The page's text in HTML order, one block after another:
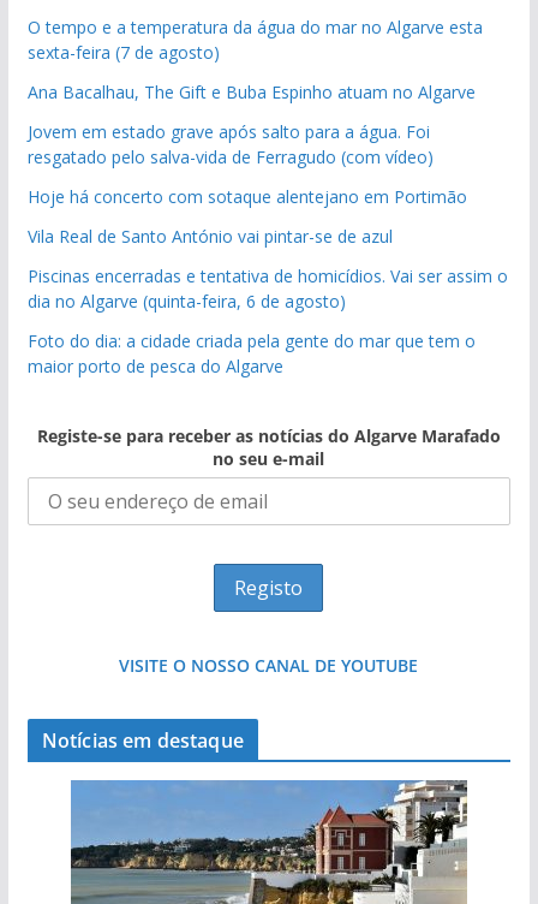
O tempo e a temperatura da água do mar no Algarve esta
sexta-feira (7 de agosto)
Ana Bacalhau, The Gift e Buba Espinho atuam no Algarve
Jovem em estado grave após salto para a água. Foi
resgatado pelo salva-vida de Ferragudo (com vídeo)
Hoje há concerto com sotaque alentejano em Portimão
Vila Real de Santo António vai pintar-se de azul
Piscinas encerradas e tentativa de homicídios. Vai ser assim o
dia no Algarve (quinta-feira, 6 de agosto)
Foto do dia: a cidade criada pela gente do mar que tem o
maior porto de pesca do Algarve
Registe-se para receber as notícias do Algarve Marafado
no seu e-mail
VISITE O NOSSO CANAL DE YOUTUBE
Notícias em destaque